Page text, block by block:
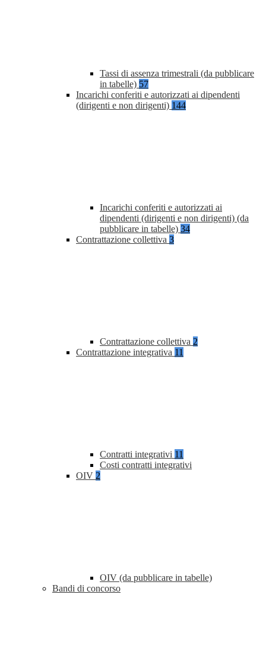
Tassi di assenza trimestrali (da pubblicare
in tabelle) 57
Incarichi conferiti e autorizzati ai dipendenti
(dirigenti e non dirigenti) 144
Incarichi conferiti e autorizzati ai
dipendenti (dirigenti e non dirigenti) (da
pubblicare in tabelle) 34
Contrattazione collettiva 3
Contrattazione collettiva 2
Contrattazione integrativa 11
Contratti integrativi 11
Costi contratti integrativi
OIV 2
OIV (da pubblicare in tabelle)
Bandi di concorso